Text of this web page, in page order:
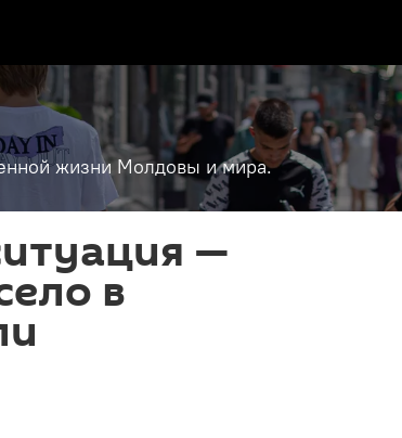
жизни Молдовы и мира.
—
в